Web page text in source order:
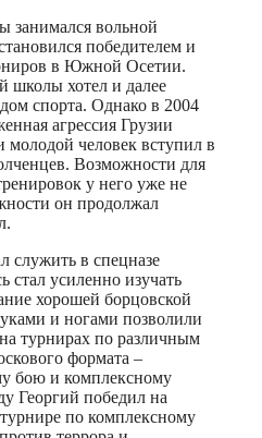
занимался вольной
победителем и
в Южной Осетии.
школы хотел и далее
спорта. Однако в 2004
агрессия Грузии
человек вступил в
Возможности для
у него уже не
он продолжал
служить в спецназе
усиленно изучать
хорошей борцовской
и ногами позволили
турнирах по различным
формата –
бою и комплексному
Георгий победил на
по комплексному